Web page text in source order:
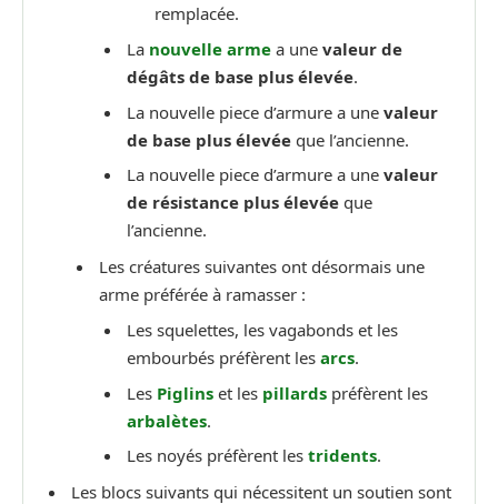
remplacée.
La nouvelle arme a une valeur de
dégâts de base plus élevée.
La nouvelle piece d’armure a une valeur
de base plus élevée que l’ancienne.
La nouvelle piece d’armure a une valeur
de résistance plus élevée que
l’ancienne.
Les créatures suivantes ont désormais une
arme préférée à ramasser :
Les squelettes, les vagabonds et les
embourbés préfèrent les arcs.
Les Piglins et les pillards préfèrent les
arbalètes.
Les noyés préfèrent les tridents.
Les blocs suivants qui nécessitent un soutien sont